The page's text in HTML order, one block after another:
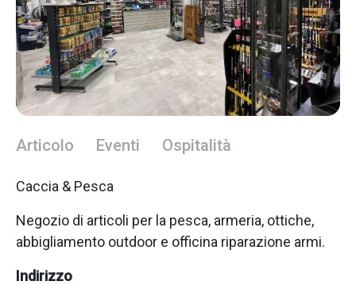
Articolo Eventi Ospitalità
Caccia & Pesca
Negozio di articoli per la pesca, armeria, ottiche,
abbigliamento outdoor e officina riparazione armi.
Indirizzo